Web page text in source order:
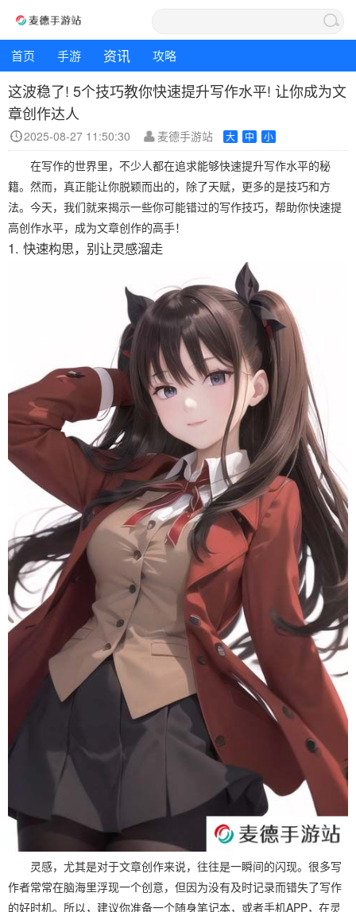
首页 手游 资讯 攻略
这波稳了! 5个技巧教你快速提升写作水平! 让你成为文
章创作达人
2025-08-27 11:50:30 麦德手游站 大 中 小
在写作的世界里，不少人都在追求能够快速提升写作水平的秘
籍。然而，真正能让你脱颖而出的，除了天赋，更多的是技巧和方
法。今天，我们就来揭示一些你可能错过的写作技巧，帮助你快速提
高创作水平，成为文章创作的高手！
1. 快速构思，别让灵感溜走
灵感，尤其是对于文章创作来说，往往是一瞬间的闪现。很多写
作者常常在脑海里浮现一个创意，但因为没有及时记录而错失了写作
的好时机。所以，建议你准备一个随身笔记本，或者手机APP，在灵